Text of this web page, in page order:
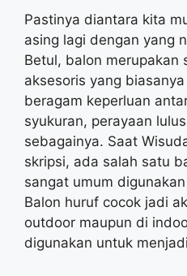
Pastinya diantara kita
asing lagi dengan yang
Betul, balon merupakan
aksesoris yang
beragam keperluan
syukuran, perayaan
sebagainya. Saat
skripsi, ada salah satu
sangat umum
Balon huruf cocok jadi
outdoor maupun di
digunakan untuk